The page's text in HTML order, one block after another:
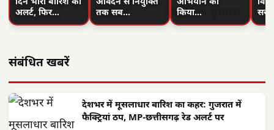
अलर्ट, फिर…
तक सब…
किया…
संबंधित खबरें
देशभर में मूसलाधार बारिश का कहर: गुजरात में
फैक्ट्रियां ठप, MP-छत्तीसगढ़ रेड अलर्ट पर